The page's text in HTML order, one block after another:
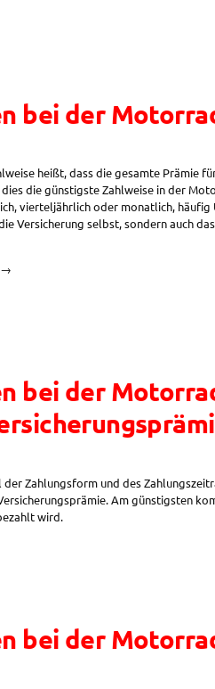
bei der
heißt, dass die gesamte Prämie
die günstigste Zahlweise in der
vierteljährlich oder monatlich,
Versicherung selbst, sondern auch
bei der
der Zahlungsform und des
Am günstigsten
wird.
bei der